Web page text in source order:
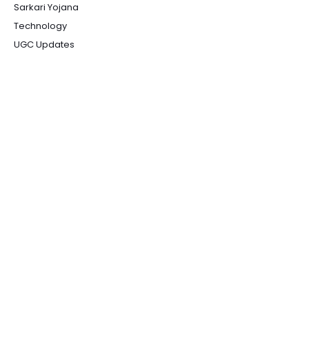
Sarkari Yojana
Technology
UGC Updates